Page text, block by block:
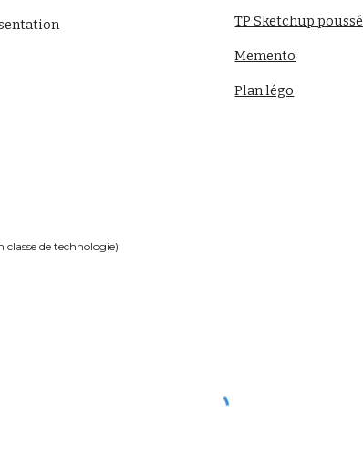
TP Sketchup poussé
Memento
Plan légo
de technologie)